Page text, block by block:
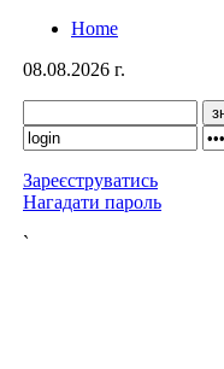
Home
08.08.2026 г.
Зареєструватись
Нагадати пароль
`